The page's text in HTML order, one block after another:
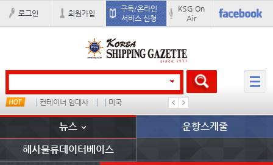
로그인 회원가입
구독/온라인
서비스 신청
KSG On
Air
컨테이너 임대사 미국 배
뉴스 운항스케줄
해사물류데이터베이스